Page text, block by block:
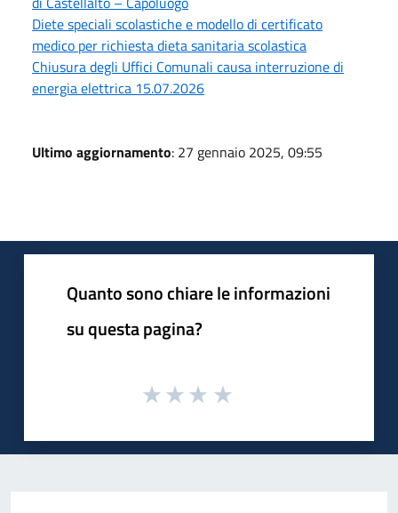
Diete speciali scolastiche e modello di certificato
medico per richiesta dieta sanitaria scolastica
Chiusura degli Uffici Comunali causa interruzione di
energia elettrica 15.07.2026
Ultimo aggiornamento: 27 gennaio 2025, 09:55
Quanto sono chiare le informazioni
su questa pagina?